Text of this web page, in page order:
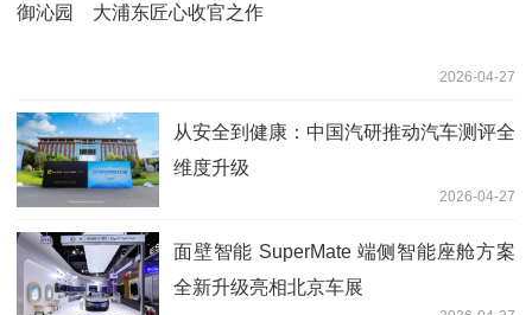
御沁园 大浦东匠心收官之作
2026-04-27
从安全到健康：中国汽研推动汽车测评全
维度升级
2026-04-27
面壁智能 SuperMate 端侧智能座舱方案
全新升级亮相北京车展